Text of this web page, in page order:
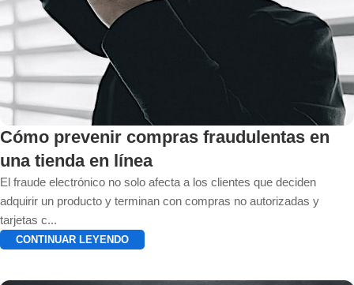
Cómo prevenir compras fraudulentas en
una tienda en línea
El fraude electrónico no solo afecta a los clientes que deciden
adquirir un producto y terminan con compras no autorizadas y
tarjetas c...
CONTINUAR LEYENDO